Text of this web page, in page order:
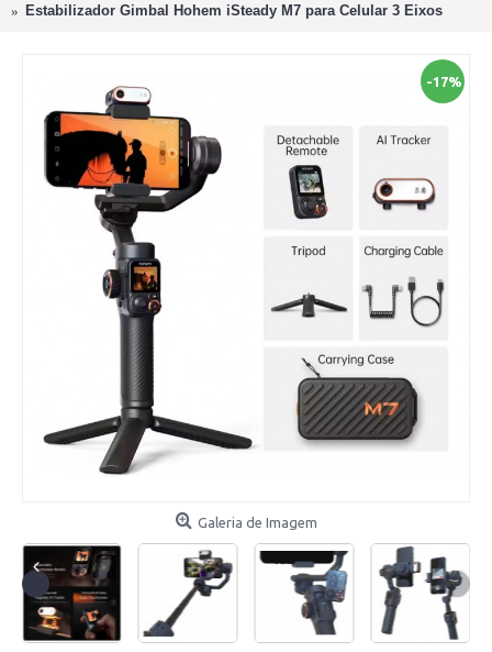
Estabilizador Gimbal Hohem iSteady M7 para Celular 3 Eixos
-17%
Galeria de Imagem